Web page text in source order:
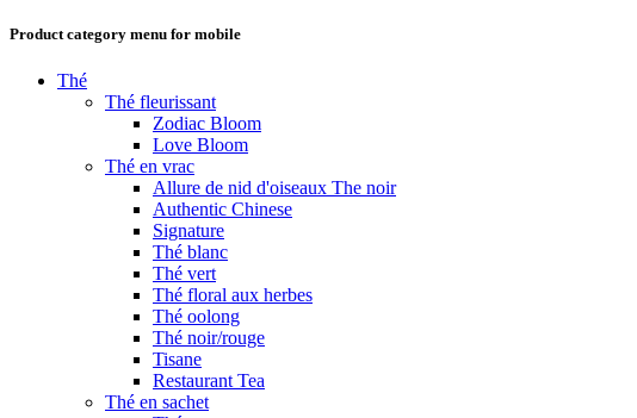
Product category menu for mobile
Thé
Thé fleurissant
Zodiac Bloom
Love Bloom
Thé en vrac
Allure de nid d'oiseaux The noir
Authentic Chinese
Signature
Thé blanc
Thé vert
Thé floral aux herbes
Thé oolong
Thé noir/rouge
Tisane
Restaurant Tea
Thé en sachet